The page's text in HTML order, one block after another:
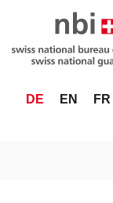
DE EN FR